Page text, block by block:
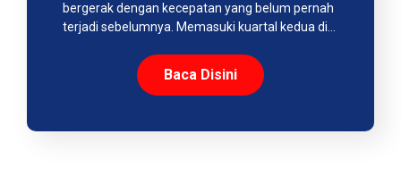
bergerak dengan kecepatan yang belum pernah
terjadi sebelumnya. Memasuki kuartal kedua di…
Baca Disini